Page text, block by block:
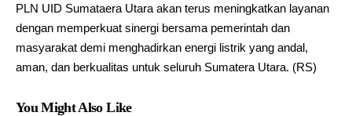
PLN UID Sumataera Utara akan terus meningkatkan layanan
dengan memperkuat sinergi bersama pemerintah dan
masyarakat demi menghadirkan energi listrik yang andal,
aman, dan berkualitas untuk seluruh Sumatera Utara. (RS)
You Might Also Like